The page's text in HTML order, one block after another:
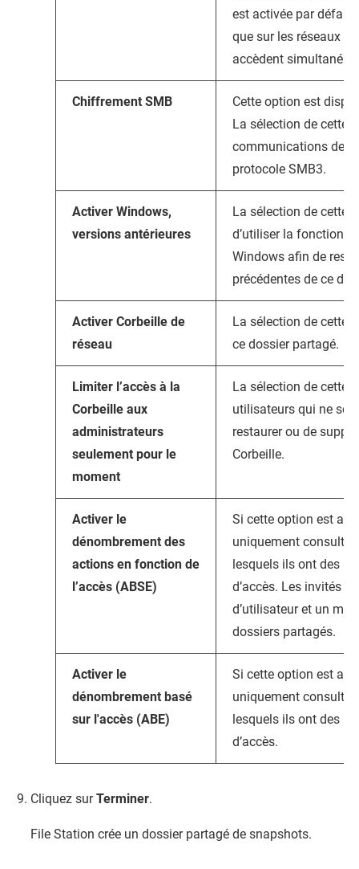
est activée par défaut
que sur les réseaux
accèdent
Chiffrement SMB
Cette option est
La sélection de cette
communications de
protocole SMB3.
Activer Windows,
versions antérieures
La sélection de cette
d’utiliser la fonction
Windows afin de
précédentes de ce
Activer Corbeille de
réseau
La sélection de cette
ce dossier partagé.
Limiter l’accès à la
Corbeille aux
administrateurs
seulement pour le
moment
La sélection de cette
utilisateurs qui ne
restaurer ou de
Corbeille.
Activer le
dénombrement des
actions en fonction de
l’accès (ABSE)
Si cette option est
uniquement
lesquels ils ont des
d’accès. Les invités
d’utilisateur et un
dossiers partagés.
Activer le
dénombrement basé
sur l'accès (ABE)
Si cette option est
uniquement
lesquels ils ont des
d’accès.
Cliquez surTerminer.
File Station crée un dossier partagé de snapshots.